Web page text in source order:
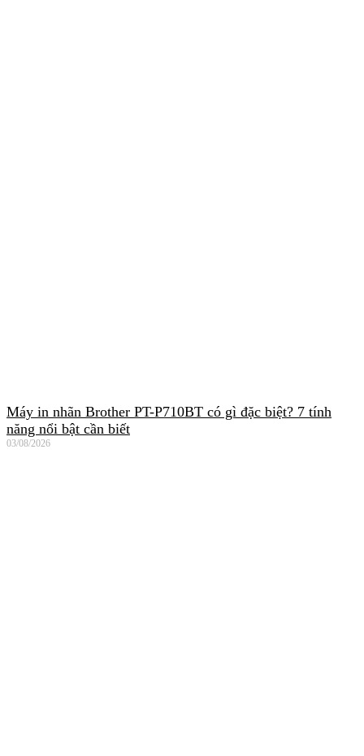
Máy in nhãn Brother PT-P710BT có gì đặc biệt? 7 tính
năng nổi bật cần biết
03/08/2026